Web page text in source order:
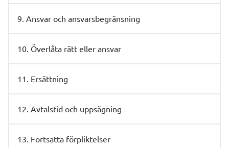
9. Ansvar och ansvarsbegränsning
10. Överlåta rätt eller ansvar
11. Ersättning
12. Avtalstid och uppsägning
13. Fortsatta förpliktelser